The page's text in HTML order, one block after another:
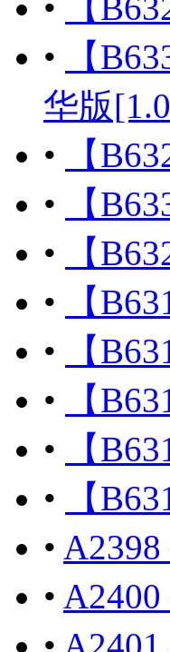
•
【
•
【
华版
•
【
•
【
•
【
•
【
•
【
•
【
•
【
•
【
•
•